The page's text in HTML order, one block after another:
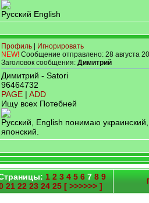
Русский English
Профиль
Игнорировать
NEW! Сообщение отправлено: 28 августа
Заголовок сообщения: Димитрий
Димитрий - Satori
96464732
PAGE | ADD
Ищу всех Потебней
Русский, English понимаю украинский,
японский.
1 2 3 4 5 6 7 8 9
21 22 23 24 25 [ >>>>>> ]